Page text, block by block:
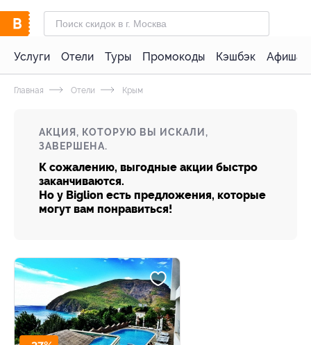
Услуги Отели Туры Промокоды Кэшбэк Афиша
Главная Отели Крым
АКЦИЯ, КОТОРУЮ ВЫ ИСКАЛИ,
ЗАВЕРШЕНА.
К сожалению, выгодные акции быстро
заканчиваются.
Но у Biglion есть предложения, которые
могут вам понравиться!